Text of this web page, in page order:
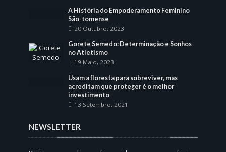
A História do Empoderamento Feminino
São-tomense
20 Outubro, 2023
Gorete Semedo: Determinação e Sonhos
no Atletismo
19 Maio, 2023
Usam a floresta para sobreviver, mas
acreditam que proteger é o melhor
investimento
13 Setembro, 2021
NEWSLETTER